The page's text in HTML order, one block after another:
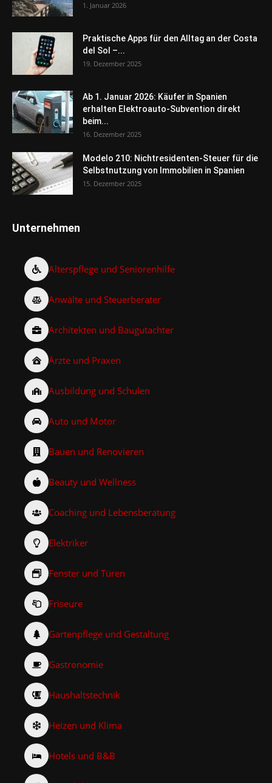
1. Januar 2026
Praktische Apps für den Alltag an der Costa
del Sol –...
19. Dezember 2025
Ab 1. Januar 2026: Käufer in Spanien
erhalten Elektroauto-Subvention direkt
beim...
16. Dezember 2025
Modelo 210: Nichtresidenten-Steuer für die
Selbstnutzung von Immobilien in Spanien
15. Dezember 2025
Unternehmen
Alterspflege und Seniorenhilfe
Anwälte und Steuerberater
Architekten und Baugutachter
Ärzte und Praxen
Ausbildung und Schulen
Auto und Motor
Bauen und Renovieren
Beauty und Wellness
Coaching und Lebensberatung
Elektriker
Fenster und Türen
Friseure
Gartenpflege und Gestaltung
Gastronomie
Haushaltstechnik
Heizen und Klima
Hotels und B&B